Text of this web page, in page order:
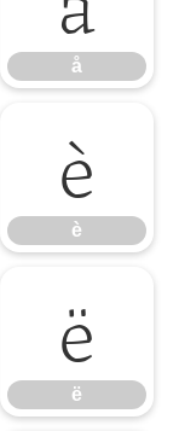
å
è
è
ë
ë